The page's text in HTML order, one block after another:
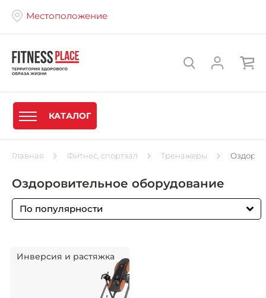
Местоположение
КАТАЛОГ
Главная Фитнес, спортзал Тренажеры
Оздоровительное оборудование
По популярности
Инверсия и растяжка